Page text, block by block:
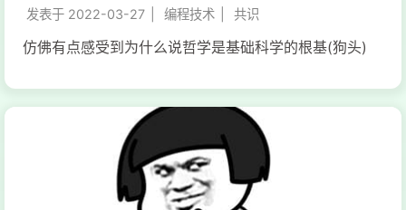
发表于 2022-03-27 编程技术 共识
仿佛有点感受到为什么说哲学是基础科学的根基(狗头)